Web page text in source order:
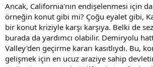
Ancak, California'nın endişelenmesi için
örneğin konut gibi mi? Çoğu eyalet gibi,
bir konut kriziyle karşı karşıya. Belki de
burada da yardımcı olabilir. Demiryolu
Valley'den geçirme kararı kasıtlıydı. Bu,
gelişmek için en ucuz araziye sahip devletin